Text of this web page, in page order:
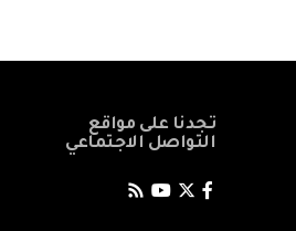
تجدنا على مواقع
التواصل الاجتماعي